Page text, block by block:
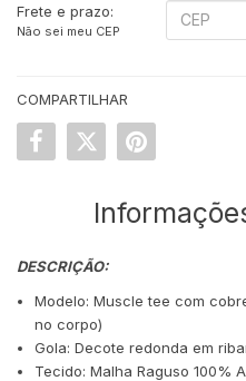
Frete e prazo:
Não sei meu CEP
COMPARTILHAR
DESCRIÇÃO:
Modelo: Muscle tee com
no corpo)
Gola: Decote redonda em
Tecido: Malha Raguso 100%